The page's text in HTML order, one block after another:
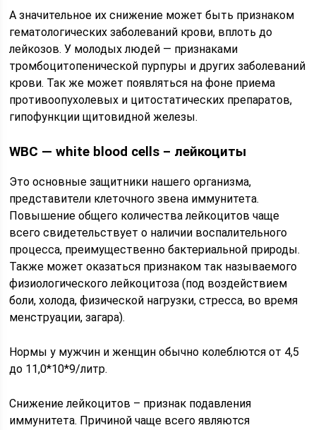
А значительное их снижение может быть признаком
гематологических заболеваний крови, вплоть до
лейкозов. У молодых людей — признаками
тромбоцитопенической пурпуры и других заболеваний
крови. Так же может появляться на фоне приема
противоопухолевых и цитостатических препаратов,
гипофункции щитовидной железы.
WВС — white blood cells – лейкоциты
Это основные защитники нашего организма,
представители клеточного звена иммунитета.
Повышение общего количества лейкоцитов чаще
всего свидетельствует о наличии воспалительного
процесса, преимущественно бактериальной природы.
Также может оказаться признаком так называемого
физиологического лейкоцитоза (под воздействием
боли, холода, физической нагрузки, стресса, во время
менструации, загара).
Нормы у мужчин и женщин обычно колеблются от 4,5
до 11,0*10*9/литр.
Снижение лейкоцитов – признак подавления
иммунитета. Причиной чаще всего являются